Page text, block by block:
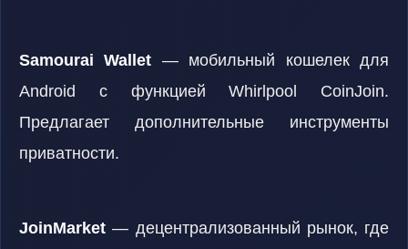
Samourai Wallet — мобильный кошелек для
Android с функцией Whirlpool CoinJoin.
Предлагает дополнительные инструменты
приватности.
JoinMarket — децентрализованный рынок, где